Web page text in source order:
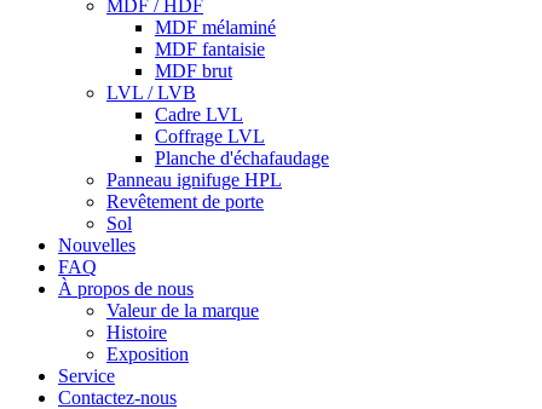
MDF / HDF
MDF mélaminé
MDF fantaisie
MDF brut
LVL / LVB
Cadre LVL
Coffrage LVL
Planche d'échafaudage
Panneau ignifuge HPL
Revêtement de porte
Sol
Nouvelles
FAQ
À propos de nous
Valeur de la marque
Histoire
Exposition
Service
Contactez-nous